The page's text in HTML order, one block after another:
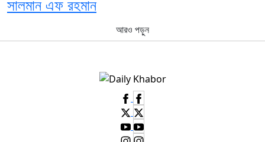
সালমান এফ রহমান
আরও পড়ুন